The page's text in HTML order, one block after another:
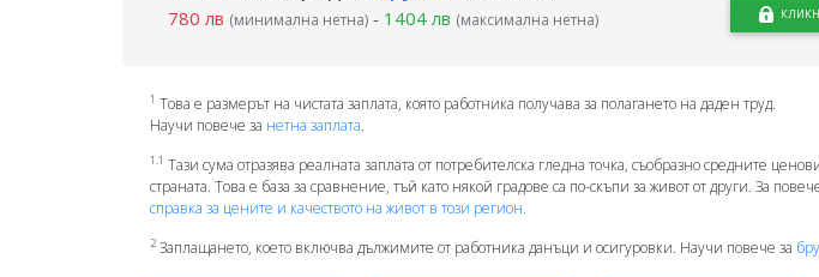
780 лв (минимална нетна)- 1404 лв (максимална нетна)
1 Това е размерът на чистата заплата, която работника получава за полагането на даден труд.
Научи повече за нетна заплата.
1.1 Тази сума отразява реалната заплата от потребителска гледна точка, съобразно средните
страната. Това е база за сравнение, тъй като някой градове са по-скъпи за живот от други. За
справка за цените и качеството на живот в този регион.
2Заплащането, което включва дължимите от работника данъци и осигуровки. Научи повече за